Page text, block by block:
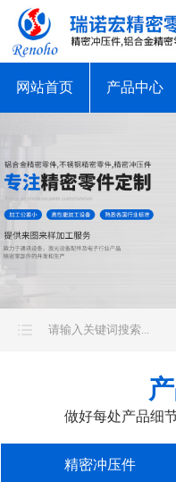
网站首页 产品中心
做好每处产品细
精密冲压件